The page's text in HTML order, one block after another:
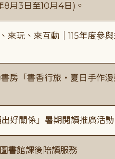
8月3日至10月4日)。
來玩、來互動｜115年度參
書房「書香行旅・夏日手作
出好關係」暑期閱讀推廣活動
書館課後陪讀服務